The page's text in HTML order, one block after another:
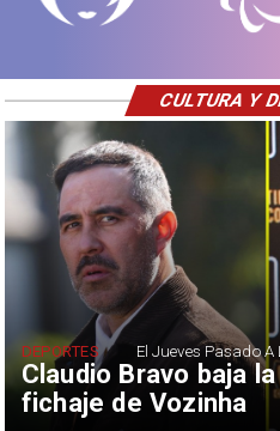
Claudio Bravo baja
fichaje de Vozinha
DEPORTES El Jueves Pasado A
CULTURA Y